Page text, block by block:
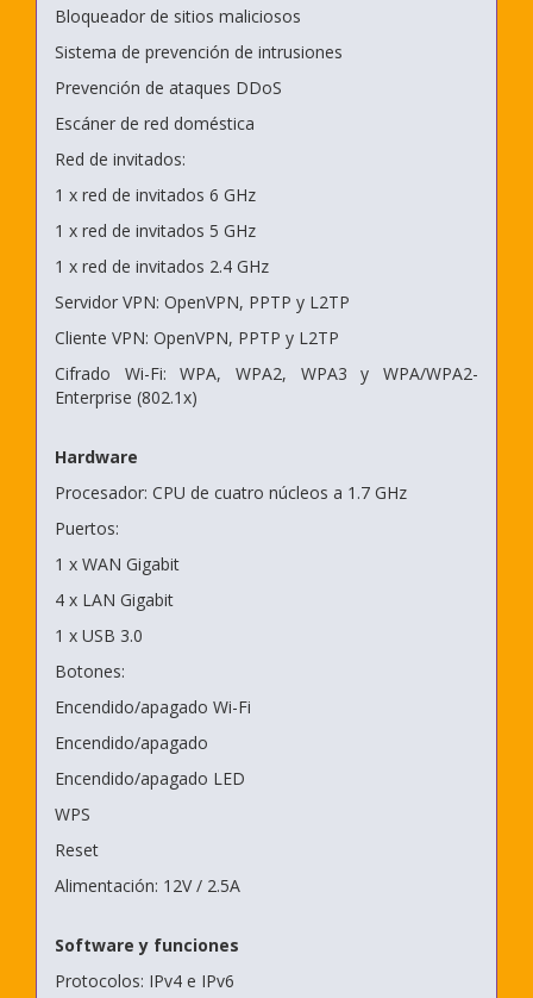
Bloqueador de sitios maliciosos
Sistema de prevención de intrusiones
Prevención de ataques DDoS
Escáner de red doméstica
Red de invitados:
1 x red de invitados 6 GHz
1 x red de invitados 5 GHz
1 x red de invitados 2.4 GHz
Servidor VPN: OpenVPN, PPTP y L2TP
Cliente VPN: OpenVPN, PPTP y L2TP
Cifrado Wi-Fi: WPA, WPA2, WPA3 y WPA/WPA2-
Enterprise (802.1x)
Hardware
Procesador: CPU de cuatro núcleos a 1.7 GHz
Puertos:
1 x WAN Gigabit
4 x LAN Gigabit
1 x USB 3.0
Botones:
Encendido/apagado Wi-Fi
Encendido/apagado
Encendido/apagado LED
WPS
Reset
Alimentación: 12V / 2.5A
Software y funciones
Protocolos: IPv4 e IPv6